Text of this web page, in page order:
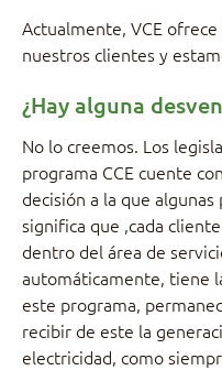
Actualmente, VCE
nuestros clientes y
¿Hay alguna
No lo creemos. Los
programa CCE cuente
decisión a la que
significa que ,cada
dentro del área de
automáticamente, tiene
este programa,
recibir de este la
electricidad, como